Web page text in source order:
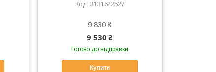
3131622527
9 830 ₴
9 530 ₴
Готово до відправки
Купити